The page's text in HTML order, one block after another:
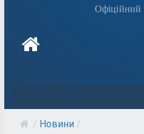
Офіційний
/ Новини /